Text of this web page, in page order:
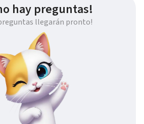
hay preguntas!
llegarán pronto!